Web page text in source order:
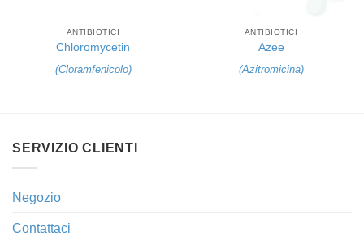
ANTIBIOTICI
Chloromycetin
(Cloramfenicolo)
ANTIBIOTICI
Azee
(Azitromicina)
SERVIZIO CLIENTI
Negozio
Contattaci